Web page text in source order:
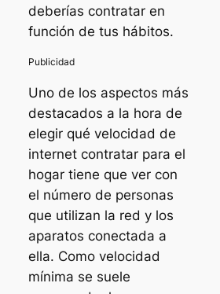
deberías contratar en
función de tus hábitos.
Uno de los aspectos más
destacados a la hora de
elegir qué velocidad de
internet contratar para el
hogar tiene que ver con
el número de personas
que utilizan la red y los
aparatos conectada a
ella. Como velocidad
mínima se suele